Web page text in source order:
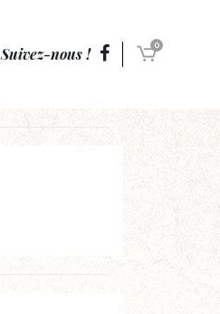
Suivez-nous ! 0